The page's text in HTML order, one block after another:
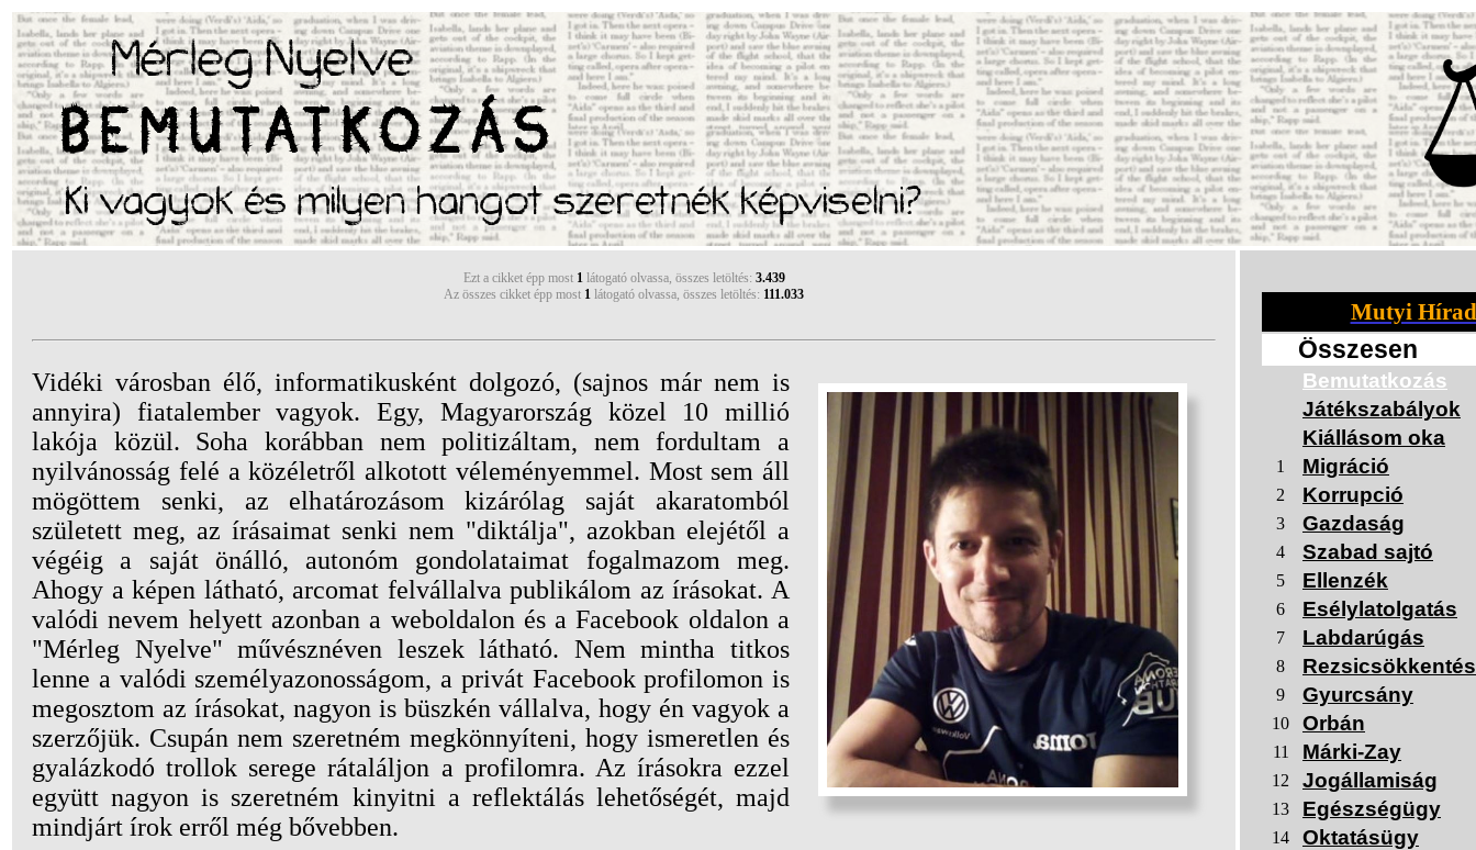
Mérleg Nyelve
BEMUTATKOZÁS
Ki vagyok és milyen hangot szeretnék képviselni?
Ezt a cikket épp most 1látogató olvassa, összes letöltés: 3.439
Az összes cikket épp most 1 látogató olvassa, összes letöltés: 111.033
Vidéki városban élő, informatikusként dolgozó, (sajnos már nem is
annyira) fiatalember vagyok. Egy, Magyarország közel 10 millió
lakója közül. Soha korábban nem politizáltam, nem fordultam a
nyilvánosság felé a közéletről alkotott véleményemmel. Most sem áll
mögöttem senki, az elhatározásom kizárólag saját akaratomból
született meg, az írásaimat senki nem "diktálja", azokban elejétől a
végéig a saját önálló, autonóm gondolataimat fogalmazom meg.
Ahogy a képen látható, arcomat felvállalva publikálom az írásokat. A
valódi nevem helyett azonban a weboldalon és a Facebook oldalon a
"Mérleg Nyelve" művésznéven leszek látható. Nem mintha titkos
lenne a valódi személyazonosságom, a privát Facebook profilomon is
megosztom az írásokat, nagyon is büszkén vállalva, hogy én vagyok a
szerzőjük. Csupán nem szeretném megkönnyíteni, hogy ismeretlen és
gyalázkodó trollok serege rátaláljon a profilomra. Az írásokra ezzel
együtt nagyon is szeretném kinyitni a reflektálás lehetőségét, majd
mindjárt írok erről még bővebben.
Mutyi
Összesen
Bemutatkozás
Játékszabályok
Kiállásom oka
1 Migráció
2 Korrupció
3 Gazdaság
4 Szabad sajtó
5 Ellenzék
6 Esélylatolgatás
7 Labdarúgás
8 Rezsicsökkentés
9 Gyurcsány
10 Orbán
11 Márki-Zay
12 Jogállamiság
13 Egészségügy
14 Oktatásügy